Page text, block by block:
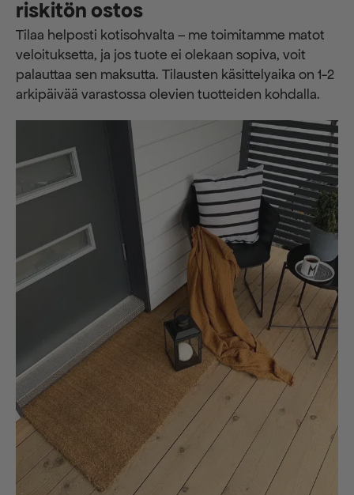
riskitön ostos
Tilaa helposti kotisohvalta – me toimitamme matot
veloituksetta, ja jos tuote ei olekaan sopiva, voit
palauttaa sen maksutta. ​​Tilausten käsittelyaika on 1-2
arkipäivää varastossa olevien tuotteiden kohdalla.